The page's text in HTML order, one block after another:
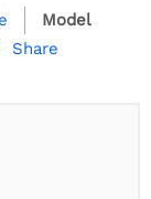
Model
Share